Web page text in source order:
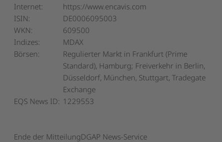
Internet:
https://www.encavis.com
ISIN:
DE0006095003
WKN:
609500
Indizes:
MDAX
Börsen:
Regulierter Markt in Frankfurt (Prime
Standard), Hamburg; Freiverkehr in Berlin,
Düsseldorf, München, Stuttgart, Tradegate
Exchange
EQS News ID: 1229553
Ende der MitteilungDGAP News-Service